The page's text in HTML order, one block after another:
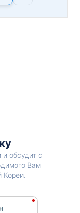
обсудит с
Вам
Кореи.